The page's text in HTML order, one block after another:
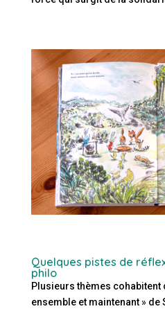
Quelques pistes de
philo
Plusieurs thèmes cohabitent
ensemble et maintenant » de